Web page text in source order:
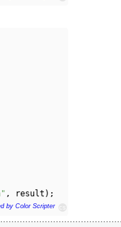
, result);
by Color Scripter